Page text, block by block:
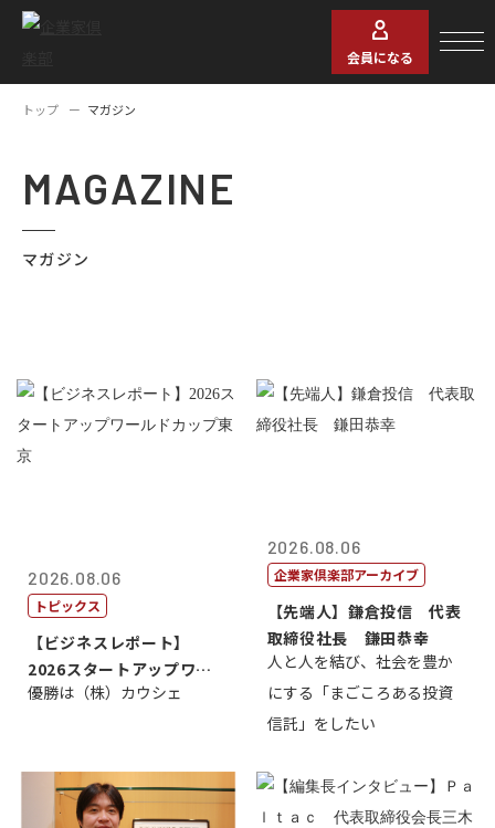
会員になる
トップ マガジン
MAGAZINE
マガジン
2026.08.06
トピックス
【ビジネスレポート】
2026スタートアップワー
ルドカップ東京
優勝は（株）カウシェ
2026.08.06
企業家倶楽部アーカイブ
【先端人】鎌倉投信 代表
取締役社長 鎌田恭幸
人と人を結び、社会を豊か
にする「まごころある投資
信託」をしたい